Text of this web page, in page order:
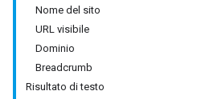
Nome del sito
URL visibile
Dominio
Breadcrumb
Risultato di testo